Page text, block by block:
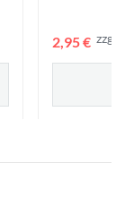
2,95 € zzgl.